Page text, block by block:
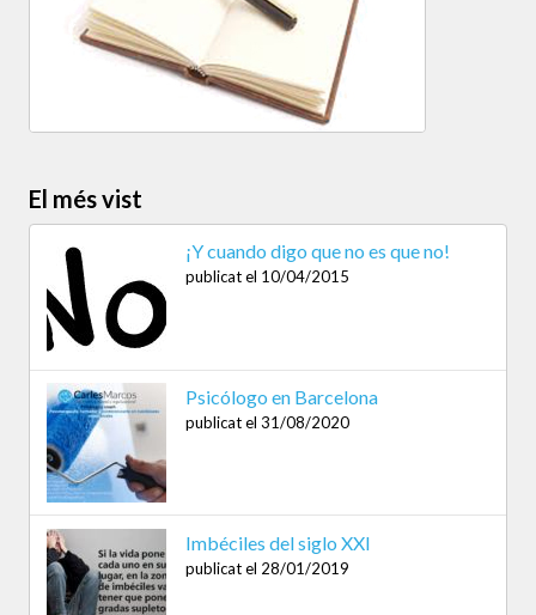
El més vist
¡Y cuando digo que no es que no!
publicat el 10/04/2015
Psicólogo en Barcelona
publicat el 31/08/2020
Imbéciles del siglo XXI
publicat el 28/01/2019